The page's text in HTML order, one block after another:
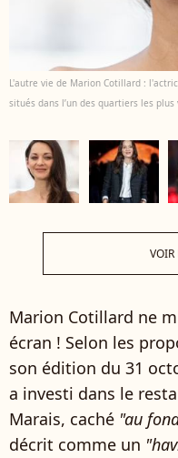
L'autre vie de Marion Cotillard :
situés dans l’un des quartiers les plus
VOIR
Marion Cotillard ne
écran ! Selon les
son édition du 31
a investi dans le
Marais, caché "au
décrit comme un